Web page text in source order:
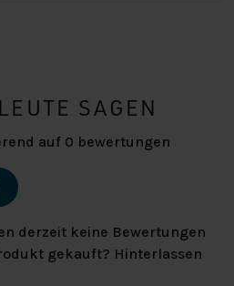
SAGEN
auf 0 bewertungen
derzeit keine Bewertungen
gekauft? Hinterlassen